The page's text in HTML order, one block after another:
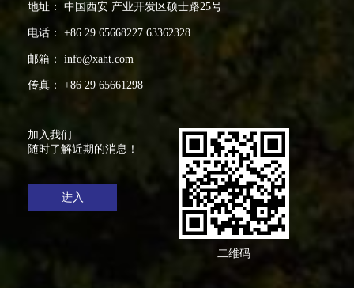
地址： 中国西安 产业开发区硕士路25号
电话： +86 29 65668227 63362328
邮箱： info@xaht.com
传真： +86 29 65661298
加入我们
随时了解近期的消息！
进入
二维码